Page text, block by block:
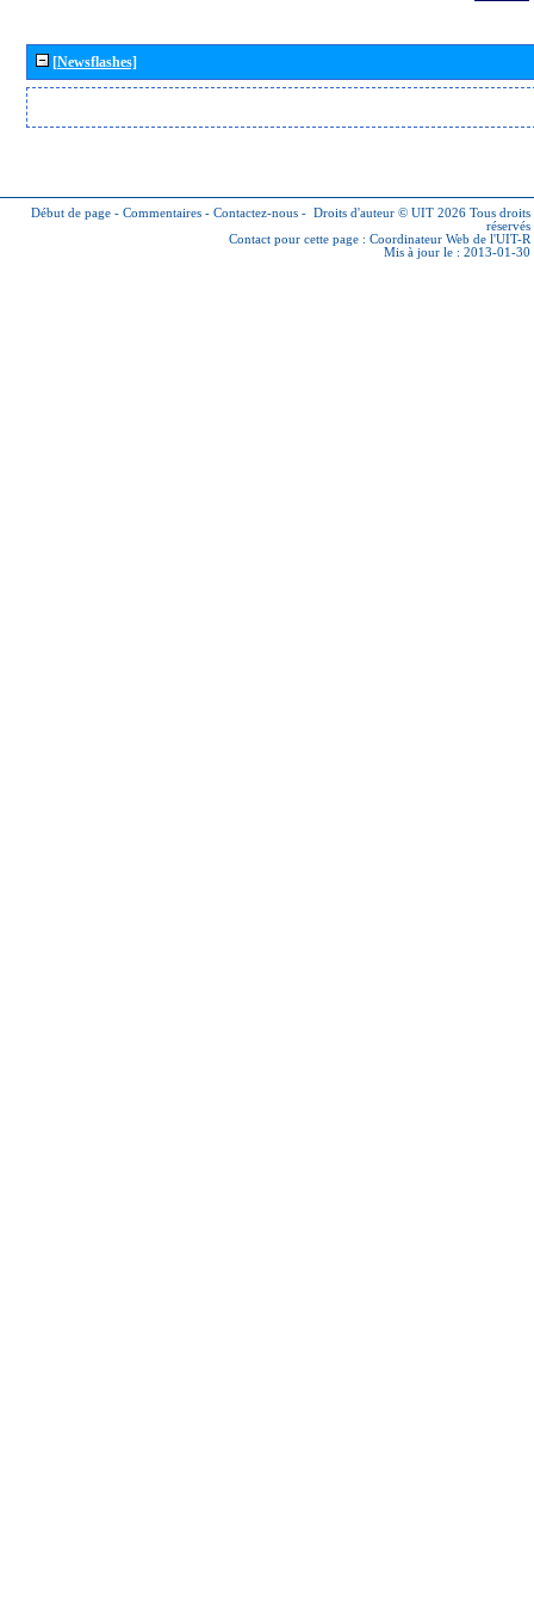
[Newsflashes]
Début de page - Commentaires - Contactez-nous - Droits d'auteur © UIT 2026 Tous droits
réservés
Contact pour cette page : Coordinateur Web de l'UIT-R
Mis à jour le : 2013-01-30